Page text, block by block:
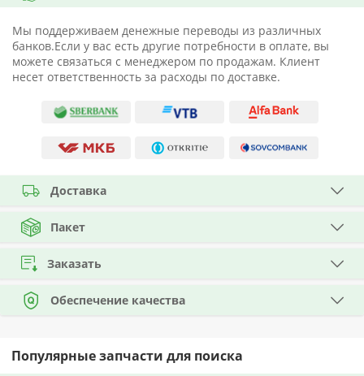
Мы поддерживаем денежные переводы из различных
банков.Если у вас есть другие потребности в оплате, вы
можете связаться с менеджером по продажам. Клиент
несет ответственность за расходы по доставке.
Доставка
Пакет
Заказать
Обеспечение качества
Популярные запчасти для поиска